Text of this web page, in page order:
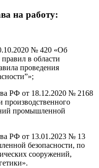
на работу:
№ 420 «Об
в области
проведения
РФ от 18.12.2020 № 2168
производственного
промышленной
РФ от 13.01.2023 № 13
безопасности, по
сооружений,